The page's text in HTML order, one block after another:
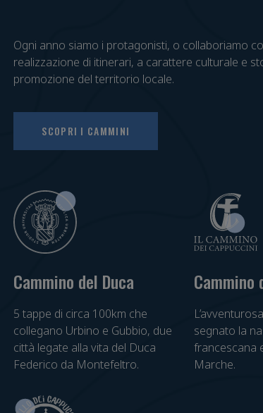
Ogni anno siamo i protagonisti, o collaboriamo
realizzazione di itinerari, a carattere culturale e
promozione del territorio locale.
SCOPRI I CAMMINI
Cammino del Duca
5 tappe di circa 100km che
collegano Urbino e Gubbio, due
città legate alla vita del Duca
Federico da Montefeltro.
Cammino
segnato la
francescana
Marche.